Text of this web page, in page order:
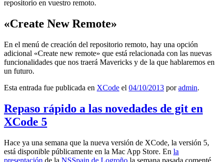
repositorio en vuestro remoto.
«Create New Remote»
En el menú de creación del repositorio remoto, hay una opción
adicional «Create new remote» que está relacionada con las nuevas
funcionalidades que nos traerá Mavericks y de la que hablaremos en
un futuro.
Esta entrada fue publicada en XCode el 04/10/2013 poradmin.
Repaso rápido a las novedades de git en
XCode 5
Hace ya una semana que la nueva versión de XCode, la versión 5,
está disponible públicamente en la Mac App Store. En la
presentación de la NSSpain de Logroño la semana pasada comenté